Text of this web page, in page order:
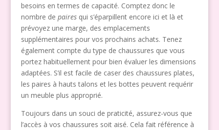
besoins en termes de capacité. Comptez donc le
nombre de pairesqui s’éparpillent encore ici et là et
prévoyez une marge, des emplacements
supplémentaires pour vos prochains achats. Tenez
également compte du type de chaussures que vous
portez habituellement pour bien évaluer les dimensions
adaptées. S’il est facile de caser des chaussures plates,
les paires à hauts talons et les bottes peuvent requérir
un meuble plus approprié.
Toujours dans un souci de praticité, assurez-vous que
l’accès à vos chaussures soit aisé. Cela fait référence à